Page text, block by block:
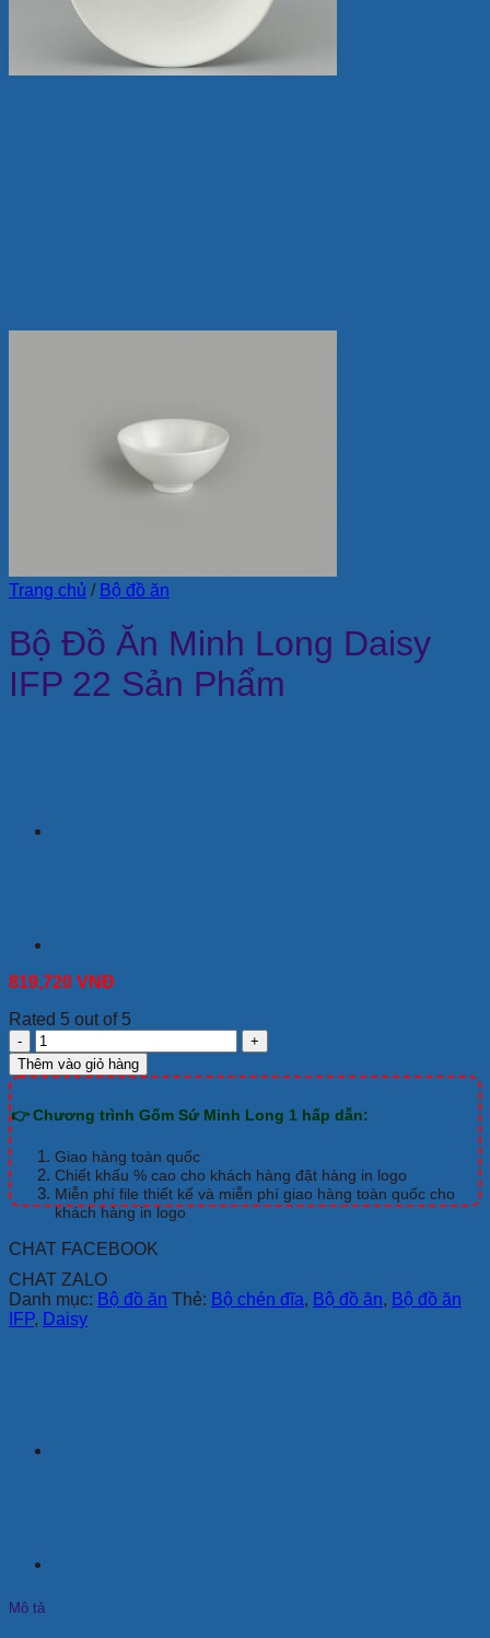
Trang chủ / Bộ đồ ăn
Bộ Đồ Ăn Minh Long Daisy
IFP 22 Sản Phẩm
819,720 VNĐ
Rated 5 out of 5
Bộ
Đồ
Ăn
Long
IFP
22
Sản
Phẩm
lượng
Thêm vào giỏ hàng
👉 Chương trình Gốm Sứ Minh Long 1 hấp dẫn:
Giao hàng toàn quốc
Chiết khấu % cao cho khách hàng đặt hàng in logo
Miễn phí file thiết kế và miễn phí giao hàng toàn quốc cho
khách hàng in logo
CHAT FACEBOOK
CHAT ZALO
Danh mục: Bộ đồ ăn Thẻ: Bộ chén đĩa, Bộ đồ ăn, Bộ đồ ăn
IFP, Daisy
Mô tả